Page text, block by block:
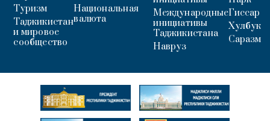
Туризм
Таджикистан
и мировое
сообщество
Национальная
валюта
Международные
инициативы
Таджикистана
Навруз
Гиссар
Хулбук
Саразм